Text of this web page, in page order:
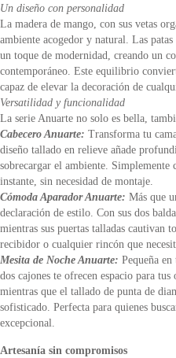
Un diseño con personalidad
La madera de mango, con sus vetas
ambiente acogedor y natural. Las
un toque de modernidad, creando un
contemporáneo. Este equilibrio
capaz de elevar la decoración de
Versatilidad y funcionalidad
La serie Anuarte no solo es bella,
Cabecero Anuarte: Transforma tu
diseño tallado en relieve añade
sobrecargar el ambiente.
instante, sin necesidad de montaje.
Cómoda Aparador Anuarte: Más que
declaración de estilo. Con sus dos
mientras sus puertas talladas cautivan
recibidor o cualquier rincón que
Mesita de Noche Anuarte: Pequeña
dos cajones te ofrecen espacio para
mientras que el tallado de punta de
sofisticado. Perfecta para quienes
excepcional.
Artesanía sin compromisos